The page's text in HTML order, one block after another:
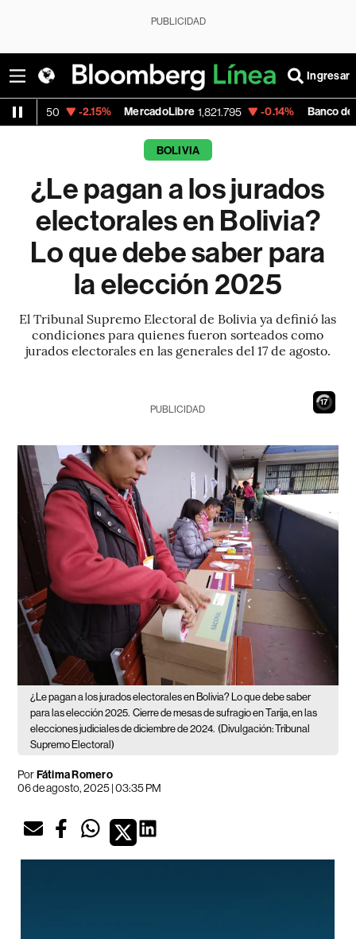
PUBLICIDAD
Ingresar
-2.15% MercadoLibre 1,821.795 -0.14% Banco de
BOLIVIA
¿Le pagan a los jurados
electorales en Bolivia?
Lo que debe saber para
la elección 2025
El Tribunal Supremo Electoral de Bolivia ya definió las
condiciones para quienes fueron sorteados como
jurados electorales en las generales del 17 de agosto.
17
PUBLICIDAD
¿Le pagan a los jurados electorales en Bolivia? Lo que debe saber
para las elección 2025. Cierre de mesas de sufragio en Tarija, en las
elecciones judiciales de diciembre de 2024. (Divulgación: Tribunal
Supremo Electoral)
PorFátima Romero
06 de agosto, 2025 | 03:35 PM